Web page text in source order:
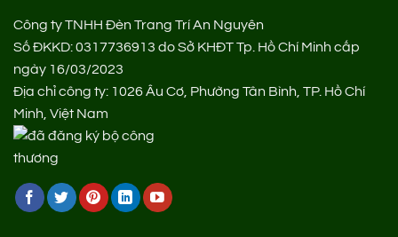
Công ty TNHH Đèn Trang Trí An Nguyên
Số ĐKKD: 0317736913 do Sở KHĐT Tp. Hồ Chí Minh cấp
ngày 16/03/2023
Địa chỉ công ty: 1026 Âu Cơ, Phường Tân Bình, TP. Hồ Chí
Minh, Việt Nam